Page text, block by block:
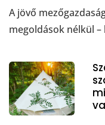
A jövő
megoldások nélkül